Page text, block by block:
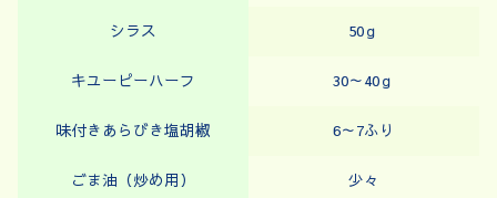
シラス 50ｇ
キユーピーハーフ 30～40ｇ
味付きあらびき塩胡椒 6～7ふり
ごま油（炒め用） 少々